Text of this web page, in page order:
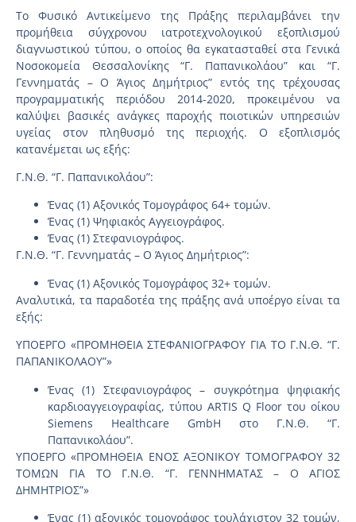
Το Φυσικό Αντικείμενο της Πράξης περιλαμβάνει την
προμήθεια σύγχρονου ιατροτεχνολογικού εξοπλισμού
διαγνωστικού τύπου, ο οποίος θα εγκατασταθεί στα Γενικά
Νοσοκομεία Θεσσαλονίκης “Γ. Παπανικολάου” και “Γ.
Γεννηματάς – Ο Άγιος Δημήτριος” εντός της τρέχουσας
προγραμματικής περιόδου 2014-2020, προκειμένου να
καλύψει βασικές ανάγκες παροχής ποιοτικών υπηρεσιών
υγείας στον πληθυσμό της περιοχής. Ο εξοπλισμός
κατανέμεται ως εξής:
Γ.Ν.Θ. “Γ. Παπανικολάου”:
Ένας (1) Αξονικός Τομογράφος 64+ τομών.
Ένας (1) Ψηφιακός Αγγειογράφος.
Ένας (1) Στεφανιογράφος.
Γ.Ν.Θ. “Γ. Γεννηματάς – Ο Άγιος Δημήτριος”:
Ένας (1) Αξονικός Τομογράφος 32+ τομών.
Αναλυτικά, τα παραδοτέα της πράξης ανά υποέργο είναι τα
εξής:
ΥΠΟΕΡΓΟ «ΠΡΟΜΗΘΕΙΑ ΣΤΕΦΑΝΙΟΓΡΑΦΟΥ ΓΙΑ ΤΟ Γ.Ν.Θ. “Γ.
ΠΑΠΑΝΙΚΟΛΑΟΥ”»
Ένας (1) Στεφανιογράφος – συγκρότημα ψηφιακής
καρδιοαγγειογραφίας, τύπου ARTIS Q Floor του οίκου
Siemens Healthcare GmbH στο Γ.Ν.Θ. “Γ.
Παπανικολάου”.
ΥΠΟΕΡΓΟ «ΠΡΟΜΗΘΕΙΑ ΕΝΟΣ ΑΞΟΝΙΚΟΥ ΤΟΜΟΓΡΑΦΟΥ 32
ΤΟΜΩΝ ΓΙΑ ΤΟ Γ.Ν.Θ. “Γ. ΓΕΝΝΗΜΑΤΑΣ – Ο ΑΓΙΟΣ
ΔΗΜΗΤΡΙΟΣ”»
Ένας (1) αξονικός τομογράφος τουλάχιστον 32 τομών,